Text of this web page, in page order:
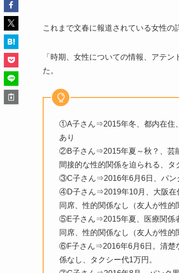
これまで文春に報道されている女性の
「時期、女性についての情報、アテ
た。
①A子さん⇒2015年冬、都内在住
あり
②B子さん⇒2015年夏～秋？、芸
間接的な性的関係を迫られる、タ
③C子さん⇒2016年6月6日、パン
④D子さん⇒2019年10月、大阪在
同席、性的関係なし（友人が性的
⑤E子さん⇒2015年夏、医療関係
同席、性的関係なし（友人が性的
⑥F子さん⇒2016年6月6日。清楚
係なし、タクシー代1万円。